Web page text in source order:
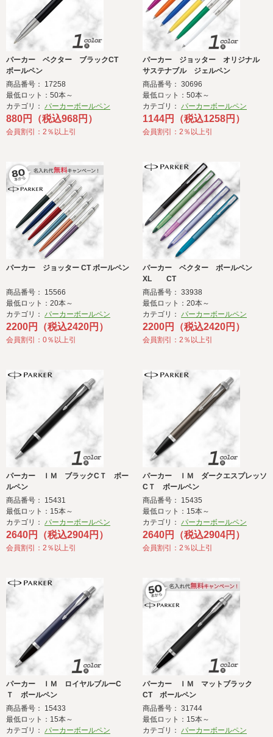
パーカー ベクター ブラックCT
ボールペン
商品番号： 17258
最低ロット：50本～
カテゴリ： パーカーボールペン
880円（税込968円）
会員割引：2％以上引
パーカー ジョッター オリジナル
サステナブル ジェルペン
商品番号： 30696
最低ロット：50本～
カテゴリ： パーカーボールペン
1144円（税込1258円）
会員割引：2％以上引
パーカー ジョッター CT ボールペン
商品番号： 15566
最低ロット：20本～
カテゴリ： パーカーボールペン
2200円（税込2420円）
会員割引：0％以上引
パーカー ベクター ボールペン
XL CT
商品番号： 33938
最低ロット：20本～
カテゴリ： パーカーボールペン
2200円（税込2420円）
会員割引：2％以上引
パーカー ＩＭ ブラックCＴ ボー
ルペン
商品番号： 15431
最低ロット：15本～
カテゴリ： パーカーボールペン
2640円（税込2904円）
会員割引：2％以上引
パーカー ＩＭ ダークエスプレッソ
CＴ ボールペン
商品番号： 15435
最低ロット：15本～
カテゴリ： パーカーボールペン
2640円（税込2904円）
会員割引：2％以上引
パーカー ＩＭ ロイヤルブルーC
Ｔ ボールペン
商品番号： 15433
最低ロット：15本～
カテゴリ： パーカーボールペン
パーカー ＩＭ マットブラック
CT ボールペン
商品番号： 31744
最低ロット：15本～
カテゴリ： パーカーボールペン